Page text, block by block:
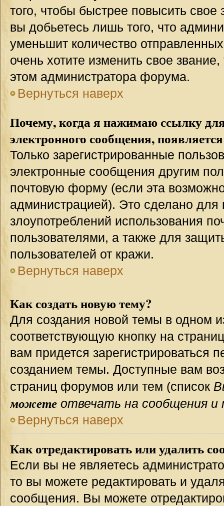
того, чтобы быстрее повысить
вы добьетесь лишь того, что
уменьшит количество
очень хотите изменить свое
этом администратора форума.
Вернуться наверх
Почему, когда я нажимаю ссылку
электронного сообщения,
Только зарегистрированные
электронные сообщения другим
почтовую форму (если эта
администрацией). Это сделано для
злоупотреблений использования
пользователями, а также для
пользователей от кражи.
Вернуться наверх
Как создать новую тему?
Для создания новой темы в одном
соответствующую кнопку на
вам придется зарегистрироваться
созданием темы. Доступные вам
страниц форумов или тем (список
можете отвечать на сообщения и
Вернуться наверх
Как отредактировать или удалить
Если вы не являетесь
то вы можете редактировать и
сообщения. Вы можете